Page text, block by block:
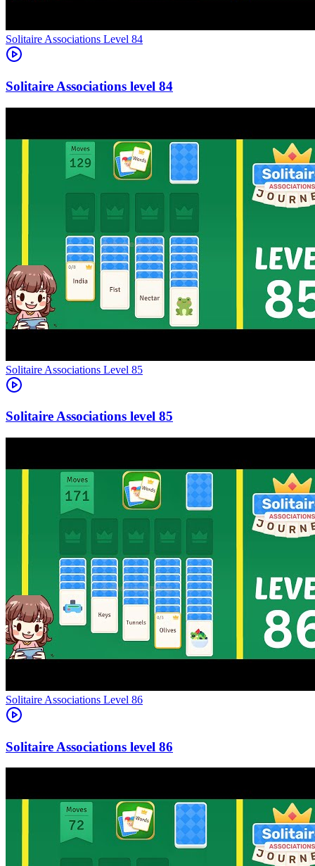
Level 84
84
Level 85
85
Level 86
86